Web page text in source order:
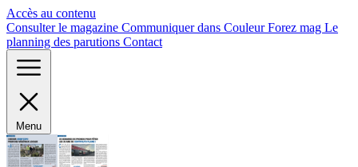
Accès au contenu
Consulter le magazine Communiquer dans Couleur Forez mag Le
planning des parutions Contact
Menu
Panneau de gestion des cookies